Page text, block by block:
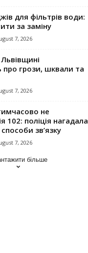
для фільтрів води:
за заміну
7, 2026
грози, шквали та
7, 2026
не
102: поліція нагадала
зв’язку
7, 2026
більше